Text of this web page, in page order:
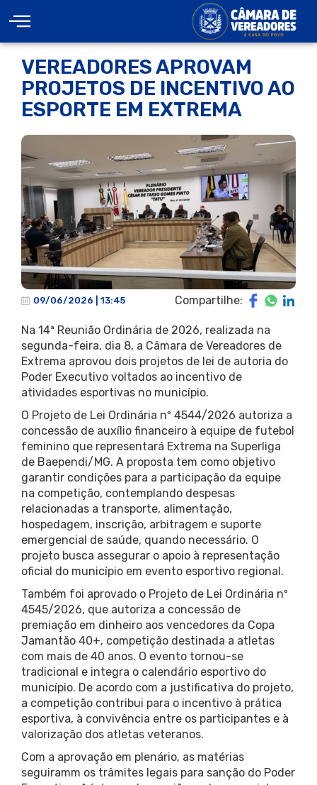
VEREADORES APROVAM
PROJETOS DE INCENTIVO AO
ESPORTE EM EXTREMA
09/06/2026 | 13:45 Compartilhe:
Na 14ª Reunião Ordinária de 2026, realizada na
segunda-feira, dia 8, a Câmara de Vereadores de
Extrema aprovou dois projetos de lei de autoria do
Poder Executivo voltados ao incentivo de
atividades esportivas no município.
O Projeto de Lei Ordinária nº 4544/2026 autoriza a
concessão de auxílio financeiro à equipe de futebol
feminino que representará Extrema na Superliga
de Baependi/MG. A proposta tem como objetivo
garantir condições para a participação da equipe
na competição, contemplando despesas
relacionadas a transporte, alimentação,
hospedagem, inscrição, arbitragem e suporte
emergencial de saúde, quando necessário. O
projeto busca assegurar o apoio à representação
oficial do município em evento esportivo regional.
Também foi aprovado o Projeto de Lei Ordinária nº
4545/2026, que autoriza a concessão de
premiação em dinheiro aos vencedores da Copa
Jamantão 40+, competição destinada a atletas
com mais de 40 anos. O evento tornou-se
tradicional e integra o calendário esportivo do
município. De acordo com a justificativa do projeto,
a competição contribui para o incentivo à prática
esportiva, à convivência entre os participantes e à
valorização dos atletas veteranos.
Com a aprovação em plenário, as matérias
seguiramm os trâmites legais para sanção do Poder